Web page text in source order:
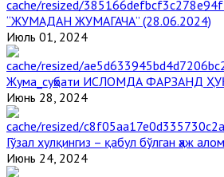
“ЖУМАДАН ЖУМАГАЧА” (28.06.2024)
Июль 01, 2024
Жума_суҳбати ИСЛОМДА ФАРЗАНД
Июнь 28, 2024
Гўзал хулқингиз – қабул бўлган ҳаж
Июнь 24, 2024